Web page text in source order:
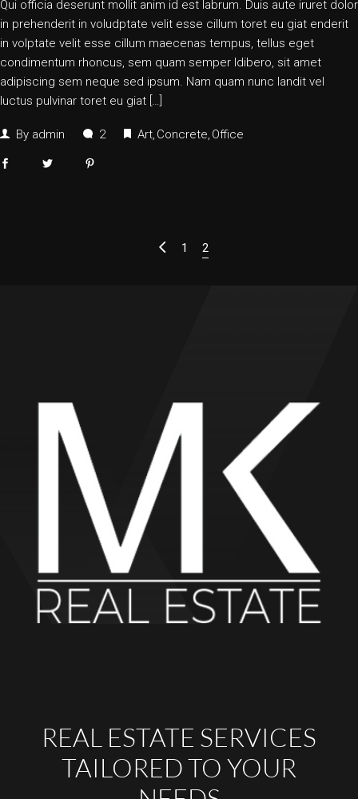
Qui officia deserunt mollit anim id est labrum. Duis aute iruret dolor
in prehenderit in voludptate velit esse cillum toret eu giat enderit
in volptate velit esse cillum maecenas tempus, tellus eget
condimentum rhoncus, sem quam semper ldibero, sit amet
adipiscing sem neque sed ipsum. Nam quam nunc landit vel
luctus pulvinar toret eu giat […]
By admin 2 Art Concrete Office
1 2
REAL ESTATE SERVICES
TAILORED TO YOUR